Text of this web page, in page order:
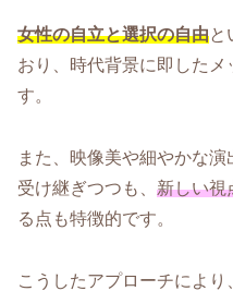
女性の自立と選択の自由と
おり、時代背景に即したメ
す。
また、映像美や細やかな
受け継ぎつつも、 新しい視
る点も特徴的です。
こうしたアプローチによ